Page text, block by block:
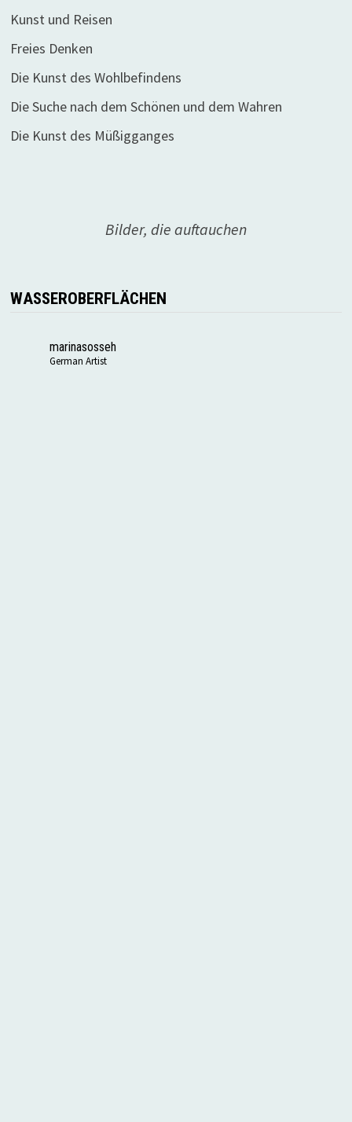
Kunst und Reisen
Freies Denken
Die Kunst des Wohlbefindens
Die Suche nach dem Schönen und dem Wahren
Die Kunst des Müßigganges
Bilder, die auftauchen
WASSEROBERFLÄCHEN
marinasosseh
German Artist